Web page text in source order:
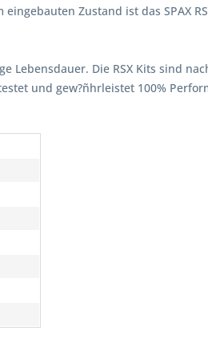
Zustand ist das SPAX
Die RSX Kits sind
und gew?ñhrleistet 100%